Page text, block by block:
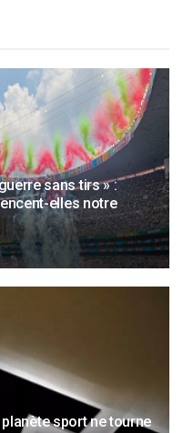
sans tirs » :
elles notre
planète sport ne tourne